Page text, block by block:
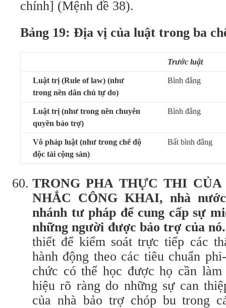
chính] (Mệnh đề 38).
Bảng 19: Địa vị của luật trong ba
Trước luật
Luật trị (Rule of law) (như
trong nền dân chủ tự do)
Bình đẳng
Luật trị (như trong nền chuyên
quyền bảo trợ)
Bình đẳng
Vô pháp luật (như trong chế độ
độc tài cộng sản)
Bất bình đẳng
TRONG PHA THỰC THI
NHẮC CÔNG KHAI, nhà
nhánh tư pháp để cung cấp sự
những người được bảo trợ của
thiết để kiểm soát trực tiếp các
hành động theo các tiêu chuẩn
chức có thể học được họ cần
hiệu rõ ràng do những sự can
của nhà bảo trợ chóp bu trong